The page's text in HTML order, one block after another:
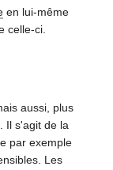
en lui-même
celle-ci.
aussi, plus
Il s'agit de la
par exemple
Les